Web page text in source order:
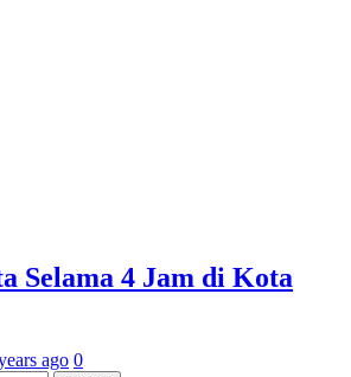
Selama 4 Jam di Kota
ago 0